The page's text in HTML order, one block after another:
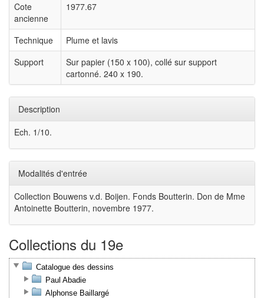
Cote
ancienne
1977.67
Technique
Plume et lavis
Support
Sur papier (150 x 100), collé sur support
cartonné. 240 x 190.
Description
Ech. 1/10.
Modalités d'entrée
Collection Bouwens v.d. Boijen. Fonds Boutterin. Don de Mme
Antoinette Boutterin, novembre 1977.
Collections du 19e
Catalogue des dessins
Paul Abadie
Alphonse Baillargé